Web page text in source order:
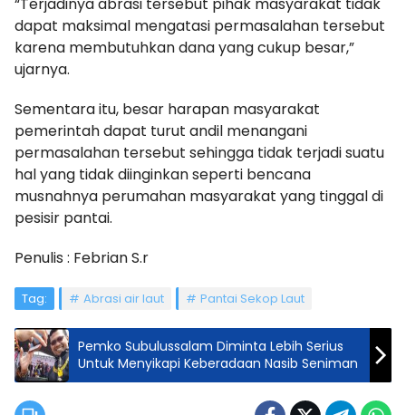
dapat maksimal mengatasi permasalahan tersebut
karena membutuhkan dana yang cukup besar,”
ujarnya.
Sementara itu, besar harapan masyarakat
pemerintah dapat turut andil menangani
permasalahan tersebut sehingga tidak terjadi suatu
hal yang tidak diinginkan seperti bencana
musnahnya perumahan masyarakat yang tinggal di
pesisir pantai.
Penulis : Febrian S.r
Tag: Abrasi air laut Pantai Sekop Laut
Pemko Subulussalam Diminta Lebih Serius
Untuk Menyikapi Keberadaan Nasib Seniman